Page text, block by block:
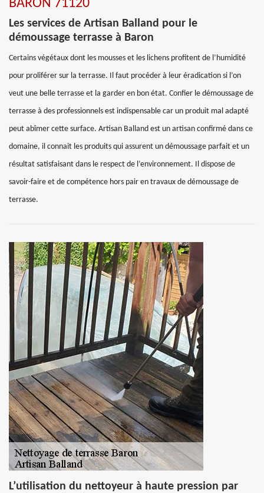
BARON 71120
Les services de Artisan Balland pour le
démoussage terrasse à Baron
Certains végétaux dont les mousses et les lichens profitent de l’humidité
pour proliférer sur la terrasse. Il faut procéder à leur éradication si l’on
veut une belle terrasse et la garder en bon état. Confier le démoussage de
terrasse à des professionnels est indispensable car un produit mal adapté
peut abîmer cette surface. Artisan Balland est un artisan confirmé dans ce
domaine, il connait les produits qui assurent un démoussage parfait et un
résultat satisfaisant dans le respect de l’environnement. Il dispose de
savoir-faire et de compétence hors pair en travaux de démoussage de
terrasse.
L’utilisation du nettoyeur à haute pression par